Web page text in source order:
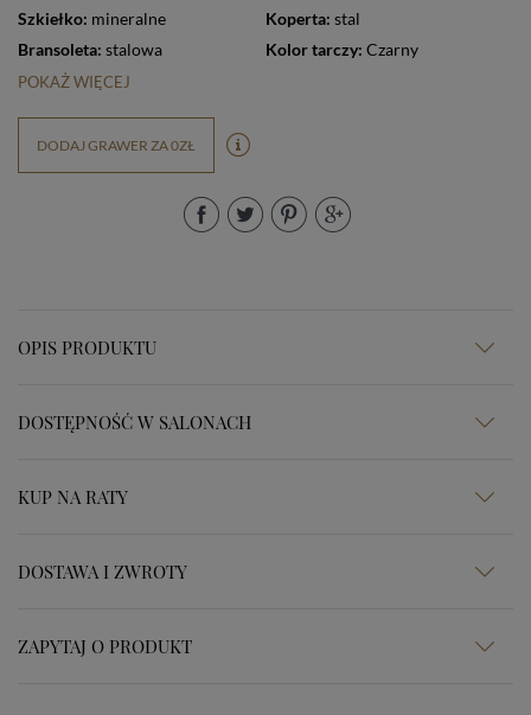
Szkiełko: mineralne Koperta: stal
Bransoleta: stalowa Kolor tarczy: Czarny
POKAŻ WIĘCEJ
DODAJ GRAWER ZA 0ZŁ
OPIS PRODUKTU
DOSTĘPNOŚĆ W SALONACH
KUP NA RATY
DOSTAWA I ZWROTY
ZAPYTAJ O PRODUKT